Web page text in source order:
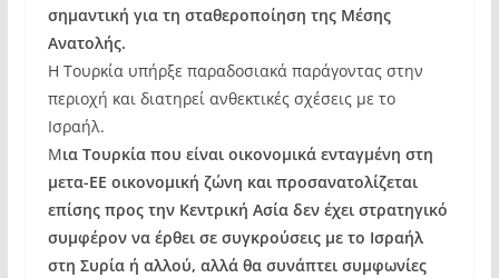
σημαντική για τη σταθεροποίηση της Μέσης
Ανατολής.
Η Τουρκία υπήρξε παραδοσιακά παράγοντας στην
περιοχή και διατηρεί ανθεκτικές σχέσεις με το
Ισραήλ.
Μια Τουρκία που είναι οικονομικά ενταγμένη στη
μετα-ΕΕ οικονομική ζώνη και προσανατολίζεται
επίσης προς την Κεντρική Ασία δεν έχει στρατηγικό
συμφέρον να έρθει σε συγκρούσεις με το Ισραήλ
στη Συρία ή αλλού, αλλά θα συνάπτει συμφωνίες